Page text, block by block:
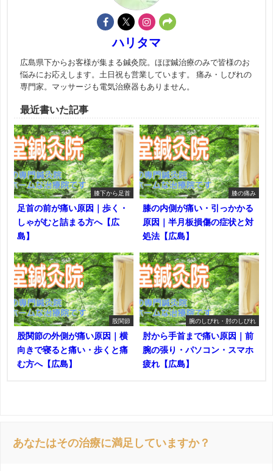
ハリタマ
広島県下からお客様が集まる鍼灸院。ほぼ鍼治療のみで皆様のお
悩みにお応えします。土日祝も営業しています。 痛み・しびれの
専門家。マッサージも電気治療器もありません。
最近書いた記事
膝下から足首
足首の前が痛い原因｜歩く・
しゃがむと詰まる方へ【広
島】
膝の痛み
膝の内側が痛い・引っかかる
原因｜半月板損傷の症状と対
処法【広島】
股関節
股関節の外側が痛い原因｜横
向きで寝ると痛い・歩くと痛
む方へ【広島】
腕のしびれ・肘のしびれ
肘から手首まで痛い原因｜前
腕の張り・パソコン・スマホ
疲れ【広島】
あなたはその治療に満足していますか？